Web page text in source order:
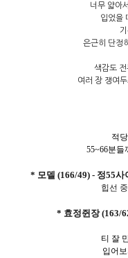
너무 얇아
입었을
은근히 단정
색감도
여러 장 쟁여
적
55~66분들
* 모델 (166/49) - 정55
힙선
* 효정쥔장 (163/
티 잘
입어